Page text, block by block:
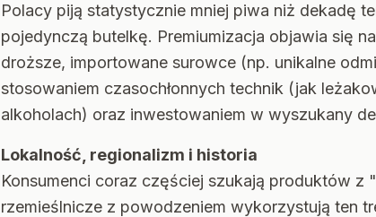
Polacy piją statystycznie mniej piwa niż dekadę
pojedynczą butelkę. Premiumizacja objawia się
droższe, importowane surowce (np. unikalne
stosowaniem czasochłonnych technik (jak
alkoholach) oraz inwestowaniem w wyszukany
Lokalność, regionalizm i historia
Konsumenci coraz częściej szukają produktów z
rzemieślnicze z powodzeniem wykorzystują ten